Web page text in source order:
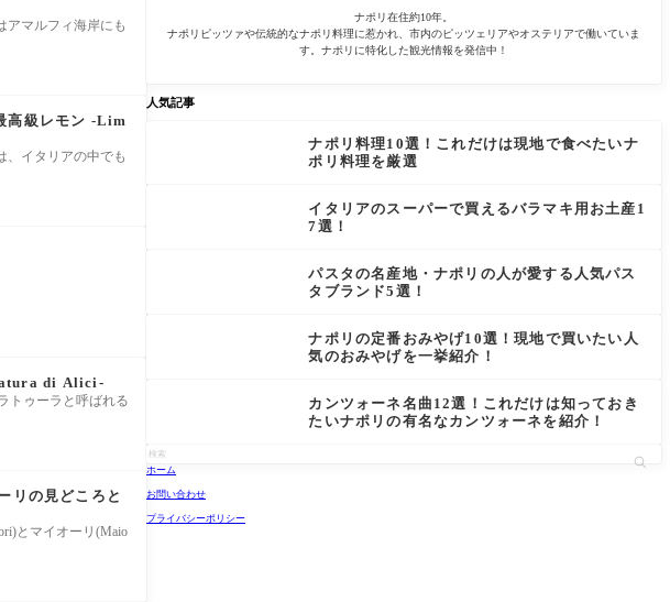
アマルフィ海岸にも
高級レモン -Lim
、イタリアの中でも
di Alici-
トゥーラと呼ばれる
リの見どころと
とマイオーリ(Maio
ナポリ在住約10年。
ナポリピッツァや伝統的なナポリ料理に惹かれ、市内のピッツェリアやオステリアで働いていま
す。ナポリに特化した観光情報を発信中！
人気記事
ナポリ料理10選！これだけは現地で食べたいナ
ポリ料理を厳選
イタリアのスーパーで買えるバラマキ用お土産1
7選！
パスタの名産地・ナポリの人が愛する人気パス
タブランド5選！
ナポリの定番おみやげ10選！現地で買いたい人
気のおみやげを一挙紹介！
カンツォーネ名曲12選！これだけは知っておき
たいナポリの有名なカンツォーネを紹介！
ホーム
お問い合わせ
プライバシーポリシー